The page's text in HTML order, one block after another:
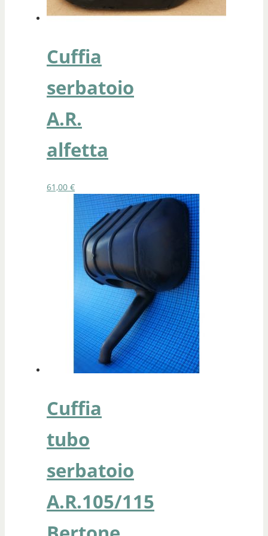
Cuffia
serbatoio
A.R.
alfetta
61,00 €
Cuffia
tubo
serbatoio
A.R.105/115